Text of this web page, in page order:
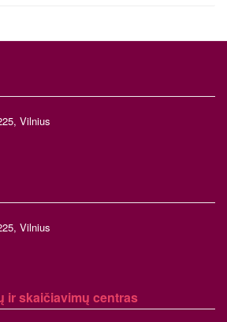
Vilnius
Vilnius
ir skaičiavimų centras